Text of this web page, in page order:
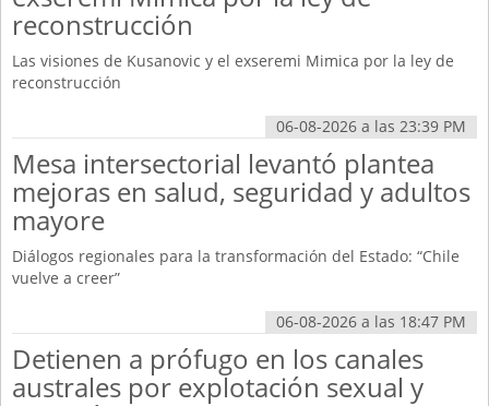
06-08-2026 a las 23:39 PM
reconstrucción
Las visiones de Kusanovic y el exseremi Mimica por la ley de
reconstrucción
06-08-2026 a las 18:47 PM
Mesa intersectorial levantó plantea
mejoras en salud, seguridad y adultos
mayore
Diálogos regionales para la transformación del Estado: “Chile
vuelve a creer”
Detienen a prófugo en los canales
australes por explotación sexual y